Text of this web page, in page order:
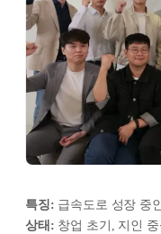
특징: 급속도로 성장 중
상태: 창업 초기, 지인